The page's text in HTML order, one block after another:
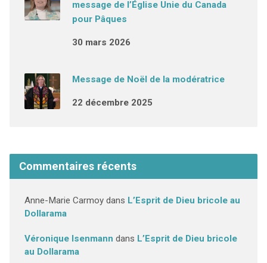
message de l’Église Unie du Canada
pour Pâques
30 mars 2026
Message de Noël de la modératrice
22 décembre 2025
Commentaires récents
Anne-Marie Carmoydans L’Esprit de Dieu bricole au
Dollarama
Véronique Isenmann dans L’Esprit de Dieu bricole
au Dollarama